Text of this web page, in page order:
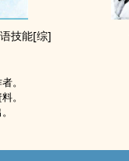
技能[综]
。
。